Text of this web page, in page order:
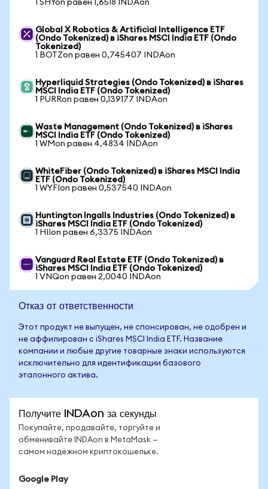
1 SHYon равен 1,6518 INDAon
Global X Robotics & Artificial Intelligence ETF
(Ondo Tokenized) в iShares MSCI India ETF (Ondo
Tokenized)
1 BOTZon равен 0,745407 INDAon
Hyperliquid Strategies (Ondo Tokenized) в iShares
MSCI India ETF (Ondo Tokenized)
1 PURRon равен 0,139177 INDAon
Waste Management (Ondo Tokenized) в iShares
MSCI India ETF (Ondo Tokenized)
1 WMon равен 4,4834 INDAon
WhiteFiber (Ondo Tokenized) в iShares MSCI India
ETF (Ondo Tokenized)
1 WYFIon равен 0,537540 INDAon
Huntington Ingalls Industries (Ondo Tokenized) в
iShares MSCI India ETF (Ondo Tokenized)
1 HIIon равен 6,3375 INDAon
Vanguard Real Estate ETF (Ondo Tokenized) в
iShares MSCI India ETF (Ondo Tokenized)
1 VNQon равен 2,0040 INDAon
Отказ от ответственности
Этот продукт не выпущен, не спонсирован, не одобрен и
не аффилирован с iShares MSCI India ETF. Название
компании и любые другие товарные знаки используются
исключительно для идентификации базового
эталонного актива.
Получите INDAon за секунды
Покупайте, продавайте, торгуйте и
обменивайте INDAon в MetaMask —
самом надёжном криптокошельке.
Google Play